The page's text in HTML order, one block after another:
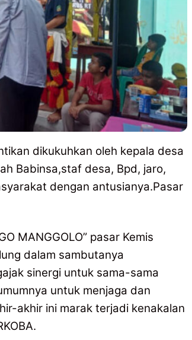
dikukuhkan oleh kepala desa
Babinsa,staf desa, Bpd, jaro,
dengan antusianya.Pasar
MANGGOLO” pasar Kemis
dalam sambutanya
sinergi untuk sama-sama
untuk menjaga dan
akhir ini marak terjadi kenakalan